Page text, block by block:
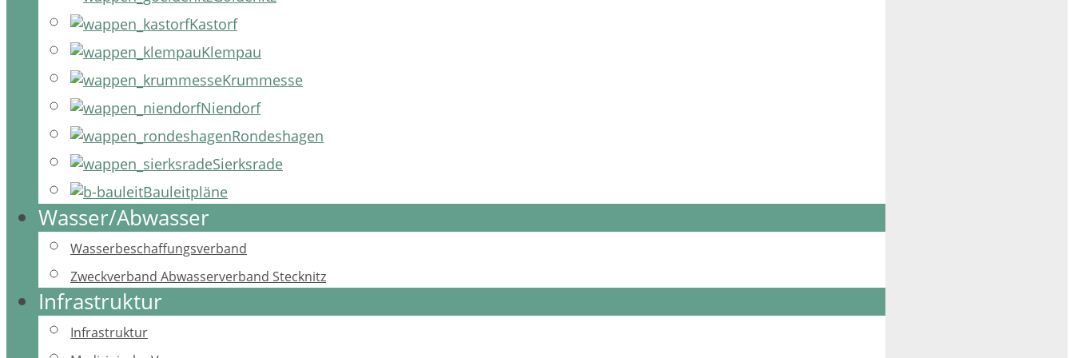
Kastorf
Klempau
Krummesse
Niendorf
Rondeshagen
Sierksrade
Bauleitpläne
Wasser/Abwasser
Wasserbeschaffungsverband
Zweckverband Abwasserverband Stecknitz
Infrastruktur
Infrastruktur